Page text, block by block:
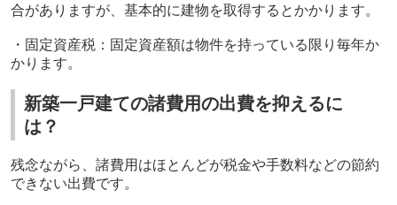
合がありますが、基本的に建物を取得するとかかります。
・固定資産税：固定資産額は物件を持っている限り毎年か
かります。
新築一戸建ての諸費用の出費を抑えるに
は？
残念ながら、諸費用はほとんどが税金や手数料などの節約
できない出費です。